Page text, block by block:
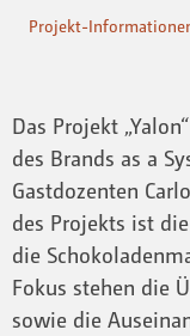
Projekt-
Das Projekt
des Brands as a
Gastdozenten
des Projekts ist
die
Fokus stehen die
sowie die